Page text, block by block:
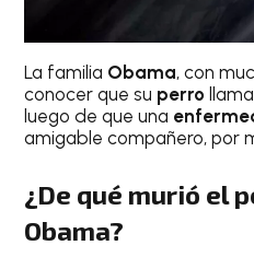
La familia Obama, con
conocer que su perro
luego de que una
amigable compañero, por
¿De qué murió el
Obama?